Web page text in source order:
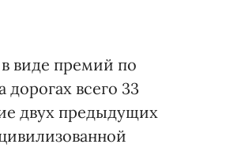
виде премий по
всего 33
двух предыдущих